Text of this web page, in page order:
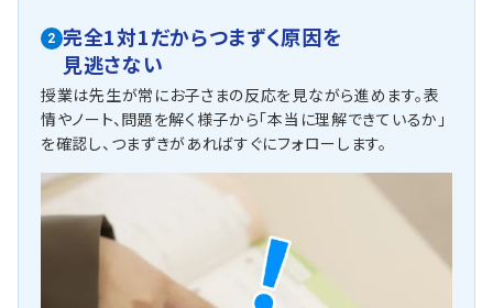
・苦手科目対策コース
・公立高校入試対策コース
他にも以下の学校に対応しています
大府北中学校・大府中学校・大府西中学校・大府南中学校・有松中
学校・東浦中学校・大高中学校などのお子さまが通われています。
2 完全1対1だからつまずく原因を
見逃さない
授業は先生が常にお子さまの反応を見ながら進めます。表
情やノート、問題を解く様子から「本当に理解できているか」
を確認し、つまずきがあればすぐにフォローします。